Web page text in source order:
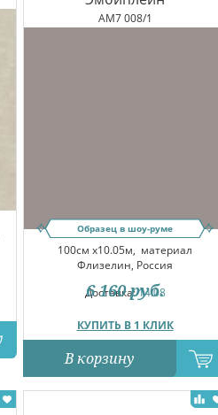
AM7 008/1
Образец в шоу-руме
100см x10.05м, материал
Флизелин, Россия
Доставка:14.08
КУПИТЬ В 1 КЛИК
6 160 руб.
В корзину